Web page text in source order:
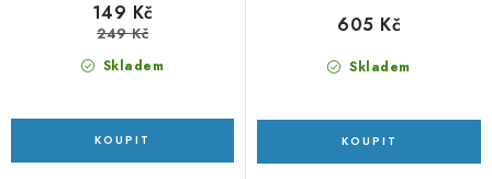
Skladem
149 Kč
249 Kč
Skladem
605 Kč